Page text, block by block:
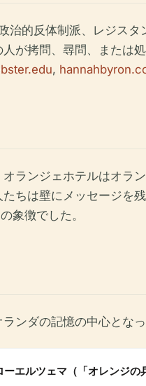
治的反体制派、レジス
が拷問、尋問、または
,
ランジェホテルはオラ
ちは壁にメッセージを
象徴でした。
ンダの記憶の中心とな
エルツェマ（「オレンジの